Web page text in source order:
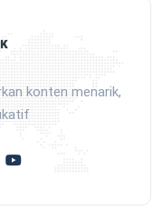
konten menarik,